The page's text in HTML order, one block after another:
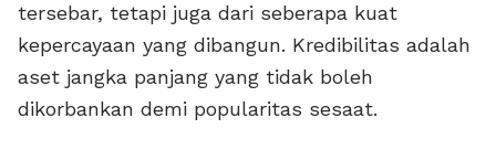
tersebar, tetapi juga dari seberapa kuat
kepercayaan yang dibangun. Kredibilitas adalah
aset jangka panjang yang tidak boleh
dikorbankan demi popularitas sesaat.